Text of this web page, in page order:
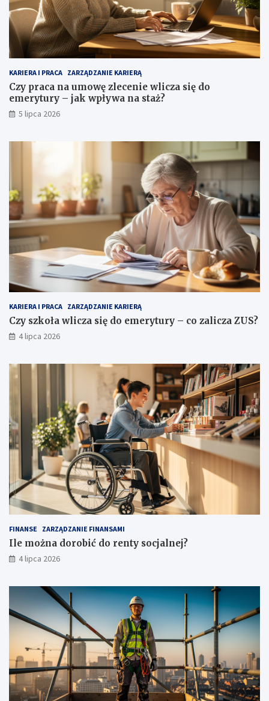
KARIERA I PRACA ZARZĄDZANIE KARIERĄ
Czy praca na umowę zlecenie wlicza się do
emerytury – jak wpływa na staż?
5 lipca 2026
KARIERA I PRACA ZARZĄDZANIE KARIERĄ
Czy szkoła wlicza się do emerytury – co zalicza ZUS?
4 lipca 2026
FINANSE ZARZĄDZANIE FINANSAMI
Ile można dorobić do renty socjalnej?
4 lipca 2026